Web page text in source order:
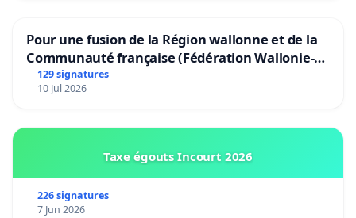
Pour une fusion de la Région wallonne et de la
Communauté française (Fédération Wallonie-
Bruxelles)
129 signatures
10 Jul 2026
Taxe égouts Incourt 2026
226 signatures
7 Jun 2026